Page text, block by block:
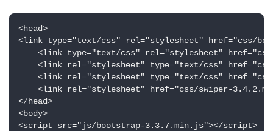
<head>
<link type="text/css" rel="stylesheet" href="css/
<link type="text/css" rel="stylesheet" href="css/
<link rel="stylesheet" type="text/css" href="css/
<link rel="stylesheet" type="text/css"
<link rel="stylesheet" href="css/swiper-
</head>
<body>
<script src="js/bootstrap-3.3.7.min.js"></script>